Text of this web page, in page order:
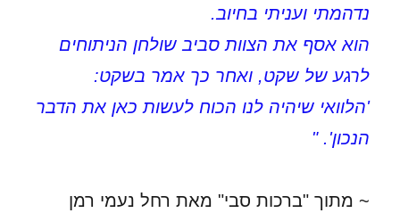
נדהמתי ועניתי בחיוב.
הוא אסף את הצוות סביב שולחן הניתוחים
לרגע של שקט, ואחר כך אמר בשקט:
'הלוואי שיהיה לנו הכוח לעשות כאן את הדבר
הנכון'. "
~ מתוך "ברכות סבי" מאת רחל נעמי רמן